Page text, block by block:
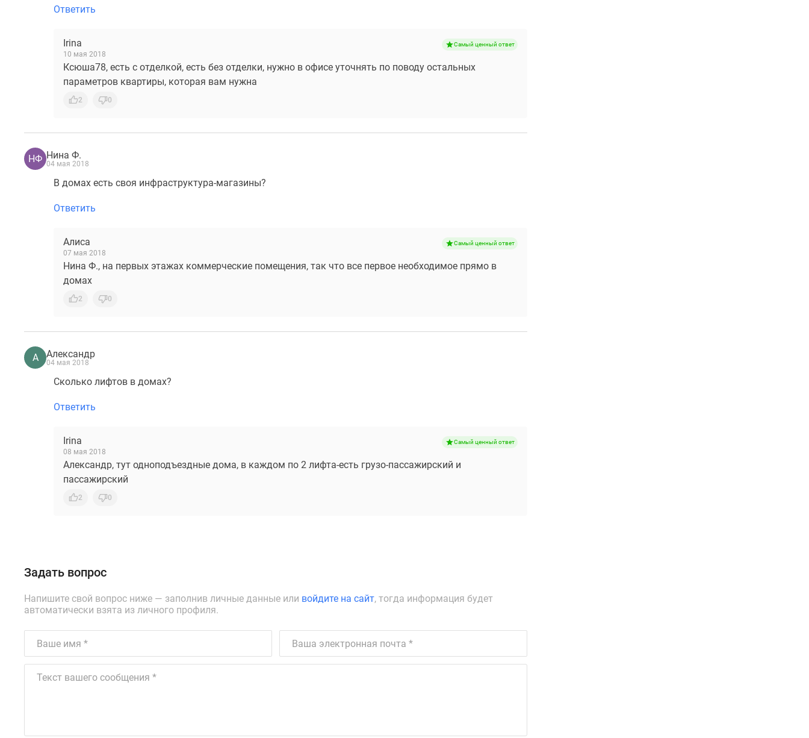
Ответить
Irina
10 мая 2018
Самый ценный ответ
Ксюша78, есть с отделкой, есть без отделки, нужно в офисе уточнять по поводу остальных
параметров квартиры, которая вам нужна
2 0
НФ Нина Ф.
04 мая 2018
В домах есть своя инфраструктура-магазины?
Ответить
Алиса
07 мая 2018
Самый ценный ответ
Нина Ф., на первых этажах коммерческие помещения, так что все первое необходимое прямо в
домах
2 0
А Александр
04 мая 2018
Сколько лифтов в домах?
Ответить
Irina
08 мая 2018
Самый ценный ответ
Александр, тут одноподъездные дома, в каждом по 2 лифта-есть грузо-пассажирский и
пассажирский
2 0
Задать вопрос
Напишите свой вопрос ниже — заполнив личные данные или войдите на сайт, тогда информация будет
автоматически взята из личного профиля.